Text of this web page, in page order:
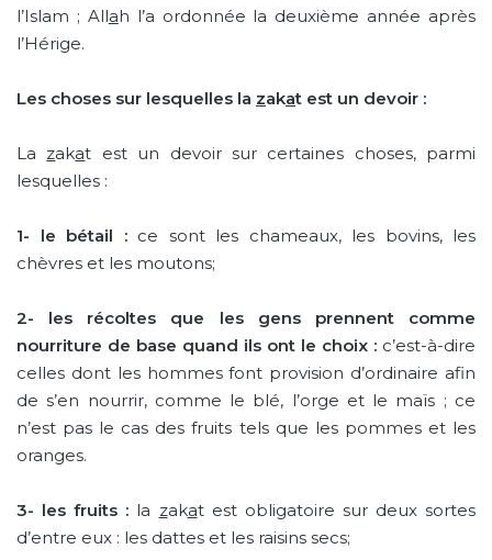
l’Islam ; Allah l’a ordonnée la deuxième année après
l’Hérige.
Les choses sur lesquelles la zakat est un devoir :
La zakat est un devoir sur certaines choses, parmi
lesquelles :
1- le bétail :ce sont les chameaux, les bovins, les
chèvres et les moutons;
2-
les récoltes que les gens prennent comme
nourriture de base quand ils ont le choix : c’est-à-dire
celles dont les hommes font provision d’ordinaire afin
de s’en nourrir, comme le blé, l’orge et le maïs ; ce
n’est pas le cas des fruits tels que les pommes et les
oranges.
3- les fruits : la zakat est obligatoire sur deux sortes
d’entre eux : les dattes et les raisins secs;